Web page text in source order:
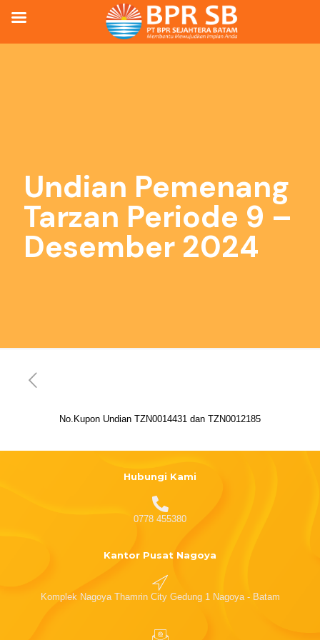
Undian Pemenang
Tarzan Periode 9 –
Desember 2024
No.Kupon Undian TZN0014431 dan TZN0012185
Hubungi Kami
0778 455380
Kantor Pusat Nagoya
Komplek Nagoya Thamrin City Gedung 1 Nagoya - Batam